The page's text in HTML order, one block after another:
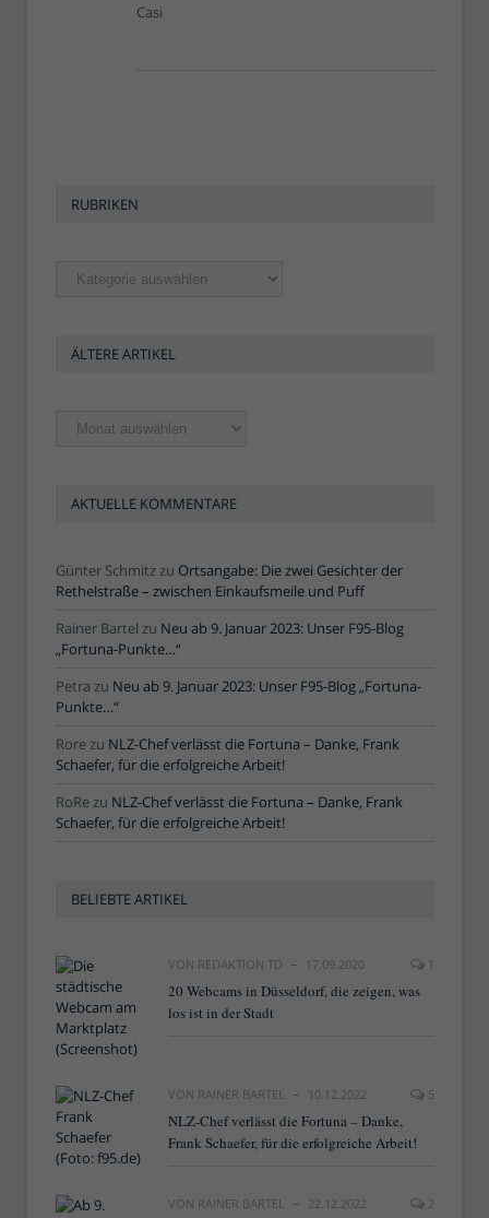
Casi
RUBRIKEN
Rubriken
ÄLTERE ARTIKEL
Ältere
Artikel
AKTUELLE KOMMENTARE
Günter Schmitzzu Ortsangabe: Die zwei Gesichter der
Rethelstraße – zwischen Einkaufsmeile und Puff
Rainer Bartel zu Neu ab 9. Januar 2023: Unser F95-Blog
„Fortuna-Punkte…“
Petra zu Neu ab 9. Januar 2023: Unser F95-Blog „Fortuna-
Punkte…“
Rorezu NLZ-Chef verlässt die Fortuna – Danke, Frank
Schaefer, für die erfolgreiche Arbeit!
RoRezu NLZ-Chef verlässt die Fortuna – Danke, Frank
Schaefer, für die erfolgreiche Arbeit!
BELIEBTE ARTIKEL
VON REDAKTION TD 17.09.2020 1
20 Webcams in Düsseldorf, die zeigen, was
los ist in der Stadt
VON RAINER BARTEL 10.12.2022 5
NLZ-Chef verlässt die Fortuna – Danke,
Frank Schaefer, für die erfolgreiche Arbeit!
VON RAINER BARTEL 22.12.2022 2